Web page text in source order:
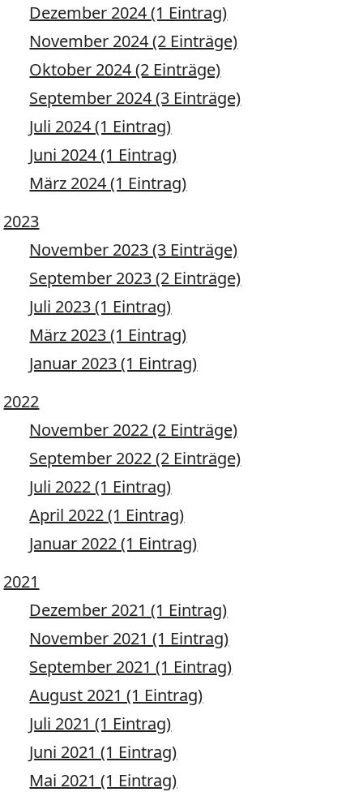
Dezember 2024 (1 Eintrag)
November 2024 (2 Einträge)
Oktober 2024 (2 Einträge)
September 2024 (3 Einträge)
Juli 2024 (1 Eintrag)
Juni 2024 (1 Eintrag)
März 2024 (1 Eintrag)
2023
November 2023 (3 Einträge)
September 2023 (2 Einträge)
Juli 2023 (1 Eintrag)
März 2023 (1 Eintrag)
Januar 2023 (1 Eintrag)
2022
November 2022 (2 Einträge)
September 2022 (2 Einträge)
Juli 2022 (1 Eintrag)
April 2022 (1 Eintrag)
Januar 2022 (1 Eintrag)
2021
Dezember 2021 (1 Eintrag)
November 2021 (1 Eintrag)
September 2021 (1 Eintrag)
August 2021 (1 Eintrag)
Juli 2021 (1 Eintrag)
Juni 2021 (1 Eintrag)
Mai 2021 (1 Eintrag)